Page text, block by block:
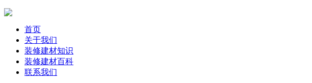
首页
关于我们
装修建材知识
装修建材百科
联系我们